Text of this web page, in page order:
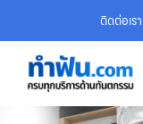
ติดต่อเรา